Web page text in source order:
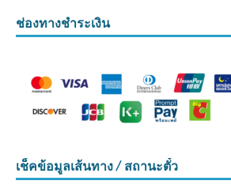
ช่องทางชำระเงิน
เช็คข้อมูลเส้นทาง / สถานะตั๋ว